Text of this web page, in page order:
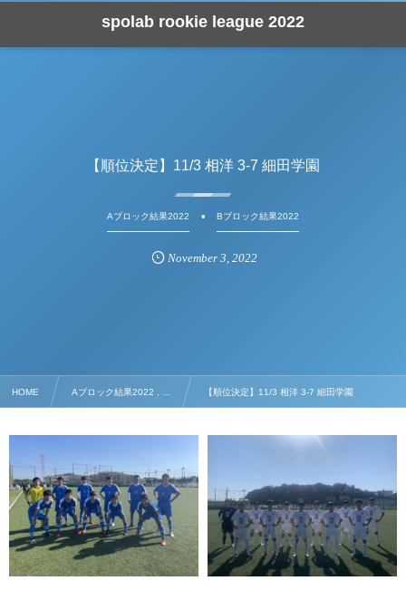
spolab rookie league 2022
【順位決定】11/3 相洋 3-7 細田学園
Aブロック結果2022 Bブロック結果2022
November 3 ,2022
HOME Aブロック結果2022 , … 【順位決定】11/3 相洋 3-7 細田学園